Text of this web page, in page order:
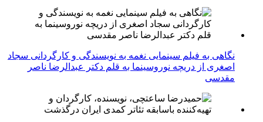
نگاهی به فیلم سینمایی نغمه به نویسندگی و کارگردانی سجاد
اصغری از دریچه نوروسینما به قلم دکتر عبدالرضا ناصر
مقدسی